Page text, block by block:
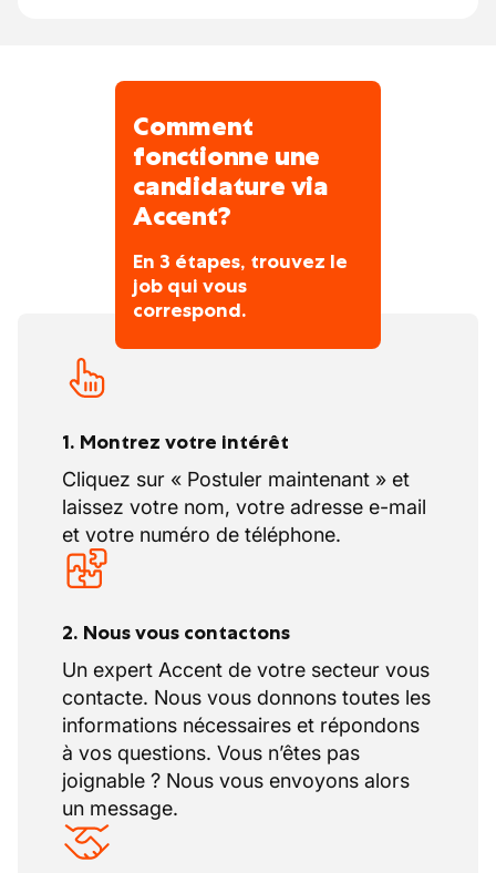
Comment
fonctionne une
candidature via
Accent?
En 3 étapes, trouvez le
job qui vous
correspond.
1. Montrez votre intérêt
Cliquez sur « Postuler maintenant » et
laissez votre nom, votre adresse e-mail
et votre numéro de téléphone.
2. Nous vous contactons
Un expert Accent de votre secteur vous
contacte. Nous vous donnons toutes les
informations nécessaires et répondons
à vos questions. Vous n’êtes pas
joignable ? Nous vous envoyons alors
un message.